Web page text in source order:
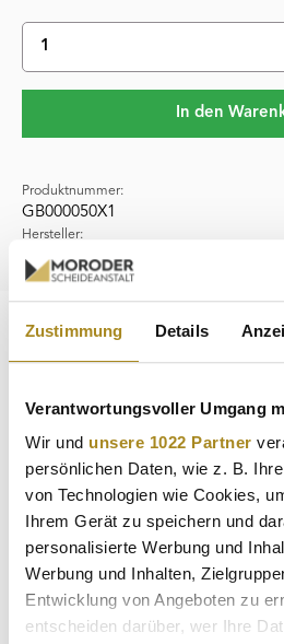
Zustimmung Details
Verantwortungsvoller Umgang
Wir und unsere 1022 Partner
persönlichen Daten, wie z. B.
von Technologien wie Cookies,
Ihrem Gerät zu speichern und
personalisierte Werbung und
Werbung und Inhalten,
Entwicklung von Angeboten zu
entscheiden darüber, wer Ihre
Produkt Anzahl: Gib den
In den
Produktnummer:
GB000050X1
Hersteller:
Heimerle & Meule
Beschreibung
innovatives Produkt, m…
Mehr
Eigenschaften
Hersteller
Weitere